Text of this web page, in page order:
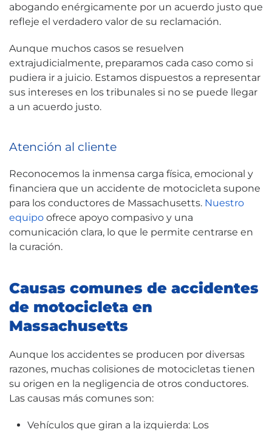
abogando enérgicamente por un acuerdo justo que
refleje el verdadero valor de su reclamación.
Aunque muchos casos se resuelven
extrajudicialmente, preparamos cada caso como si
pudiera ir a juicio. Estamos dispuestos a representar
sus intereses en los tribunales si no se puede llegar
a un acuerdo justo.
Atención al cliente
Reconocemos la inmensa carga física, emocional y
financiera que un accidente de motocicleta supone
para los conductores de Massachusetts. Nuestro
equipo ofrece apoyo compasivo y una
comunicación clara, lo que le permite centrarse en
la curación.
Causas comunes de accidentes
de motocicleta en
Massachusetts
Aunque los accidentes se producen por diversas
razones, muchas colisiones de motocicletas tienen
su origen en la negligencia de otros conductores.
Las causas más comunes son:
Vehículos que giran a la izquierda: Los